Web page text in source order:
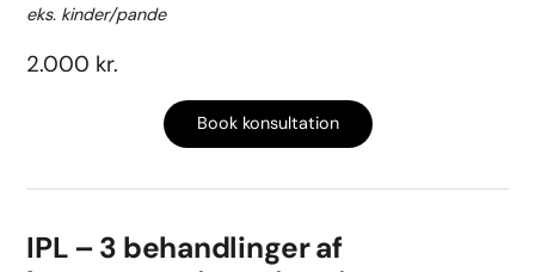
eks. kinder/pande
2.000 kr.
Book konsultation
IPL – 3 behandlinger af